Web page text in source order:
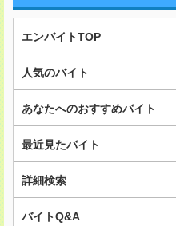
エンバイトTOP
人気のバイト
あなたへのおすすめバイト
最近見たバイト
詳細検索
バイトQ&A